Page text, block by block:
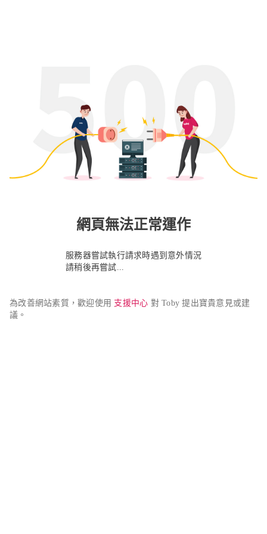
網頁無法正常運作
服務器嘗試執行請求時遇到意外情況
請稍後再嘗試...
為改善網站素質，歡迎使用 支援中心 對 Toby 提出寶貴意見或建
議。